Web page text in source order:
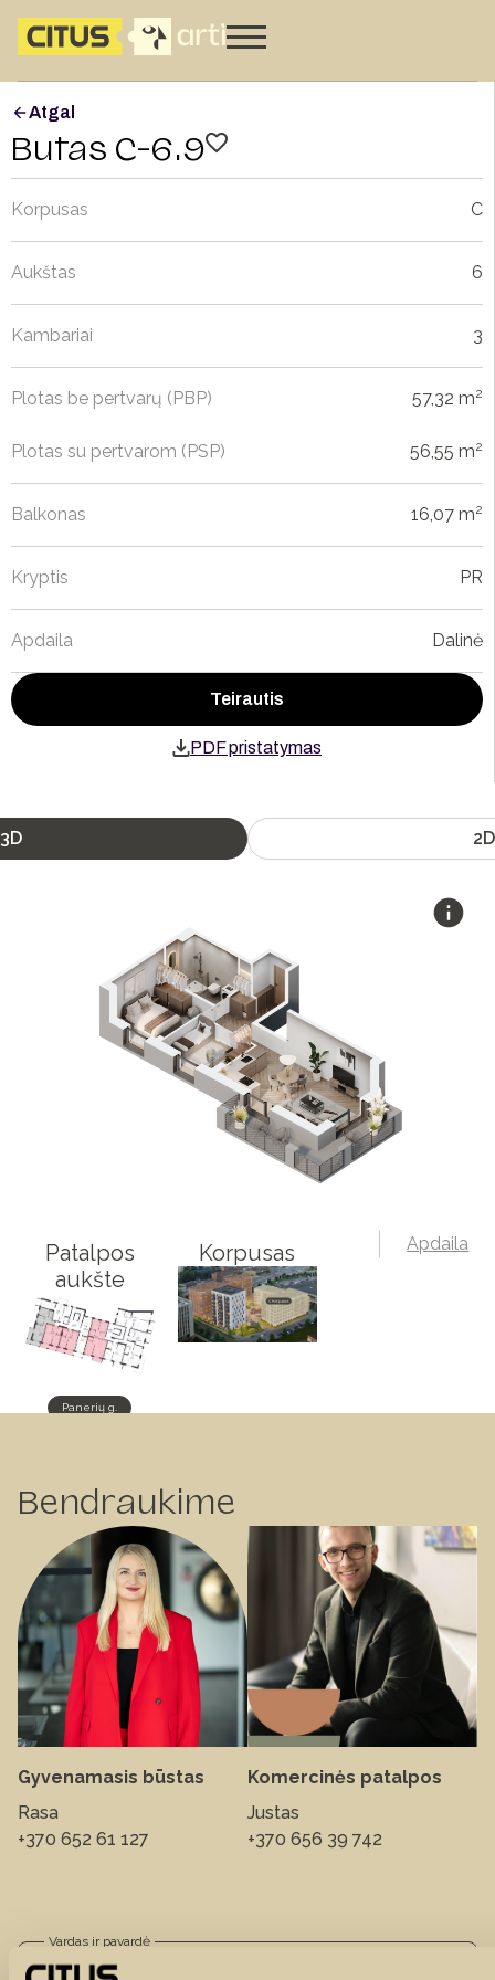
Atgal
Butas C-6.9
Korpusas C
Aukštas 6
Kambariai 3
Plotas be pertvarų (PBP) 57,32 m2
Plotas su pertvarom (PSP) 56,55 m2
Balkonas 16,07 m2
Kryptis PR
Apdaila Dalinė
Teirautis
PDF pristatymas
3D 2D
Patalpos
aukšte
Panerių g.
Korpusas Apdaila
Bendraukime
Gyvenamasis būstas
Rasa
+370 652 61 127
Komercinės patalpos
Justas
+370 656 39 742
Vardas ir pavardė